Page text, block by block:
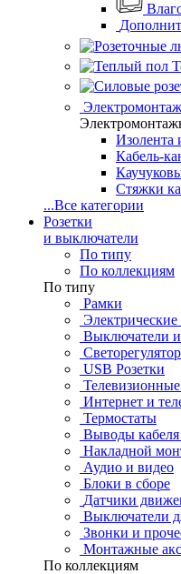
Кабель-
Стяжки
...Все категории
Розетки
и выключатели
По типу
По коллекциям
По типу
Рамки
Электрические
Выключатели
USB Розетки
Телевизионные
Интернет и
Термостаты
Выводы кабеля
Накладной
Аудио и видео
Блоки в сборе
Датчики
Выключатели
Звонки и
Монтажные
По коллекциям